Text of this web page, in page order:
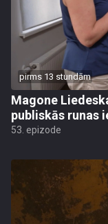
pirms 13 stundām
Magone
publiskās runas
53. epizode